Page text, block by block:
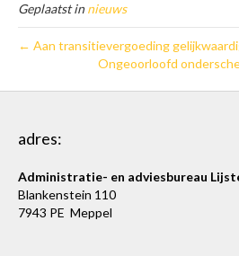
Geplaatst innieuws
← Aan transitievergoeding
Ongeoorloofd
adres:
Administratie- en adviesbureau
Blankenstein 110
7943 PE Meppel